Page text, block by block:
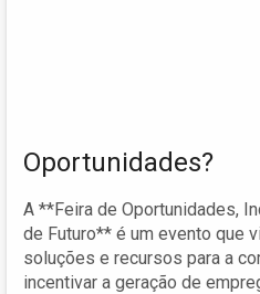
Oportunidades?
A **Feira de Oportunidades,
de Futuro** é um evento que
soluções e recursos para a
incentivar a geração de